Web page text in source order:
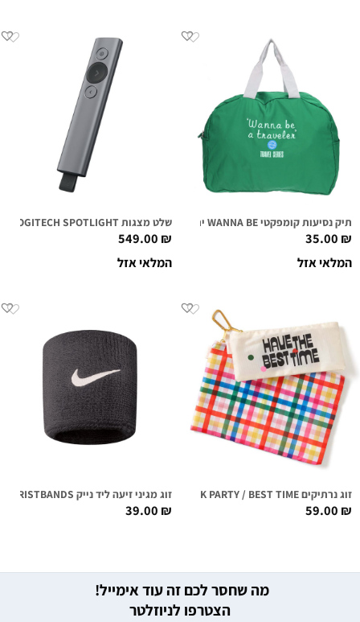
תיק נסיעות קומפקטי WANNA BE ירוק
35.00₪
המלאי אזל
שלט מצגות LOGITECH SPOTLIGHT כסוף
549.00₪
המלאי אזל
זוג נרתיקים BLOCK PARTY / BEST TIME
59.00₪
זוג מגיני זיעה ליד נייק NIKE SWOOSH WRISTBANDS שחור
39.00₪
מה שחסר לכם זה עוד אימייל!
הצטרפו לניוזלטר